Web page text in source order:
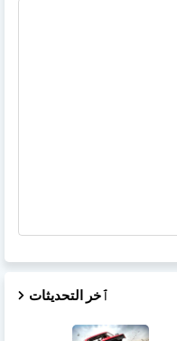
ٱخر التحديثات